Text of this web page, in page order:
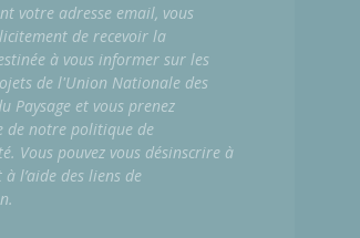
votre adresse email, vous
de recevoir la
à vous informer sur les
de l'Union Nationale des
Paysage et vous prenez
de notre politique de
Vous pouvez vous désinscrire à
l’aide des liens de